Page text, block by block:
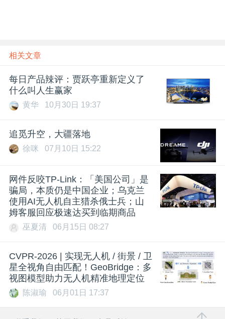
相关文章
每日产品辣评：贾跃亭重新定义了
什么叫人生赢家
黄华 10月30日 19:37
追觅升空，大疆落地
徐咪 07月10日 15:22
网件反咬TP-Link：「美国公司」是
骗局，本质仍是中国企业；乌克兰
使用AI无人机自主猎杀俄士兵；山
姆客服回应极速达买到临期商品
巫夏清 06月15日 08:27
CVPR-2026 | 实现无人机 / 街景 / 卫
星全视角自由匹配！GeoBridge：多
视图模型助力无人机精准地理定位
陈淑瑜 06月01日 17:37